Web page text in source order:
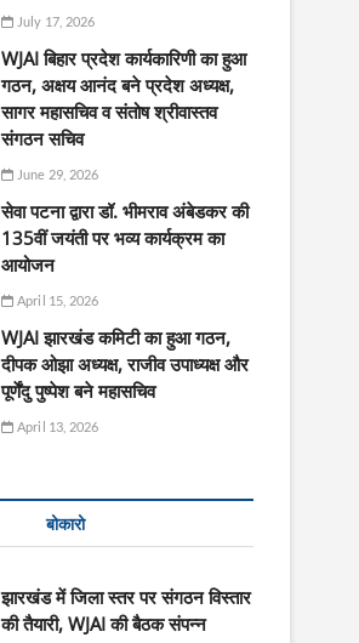
July 17, 2026
WJAI बिहार प्रदेश कार्यकारिणी का हुआ
गठन, अक्षय आनंद बने प्रदेश अध्यक्ष,
सागर महासचिव व संतोष श्रीवास्तव
संगठन सचिव
June 29, 2026
सेवा पटना द्वारा डॉ. भीमराव अंबेडकर की
135वीं जयंती पर भव्य कार्यक्रम का
आयोजन
April 15, 2026
WJAI झारखंड कमिटी का हुआ गठन,
दीपक ओझा अध्यक्ष, राजीव उपाध्यक्ष और
पूर्णेंदु पुष्पेश बने महासचिव
April 13, 2026
बोकारो
झारखंड में जिला स्तर पर संगठन विस्तार
की तैयारी, WJAI की बैठक संपन्न